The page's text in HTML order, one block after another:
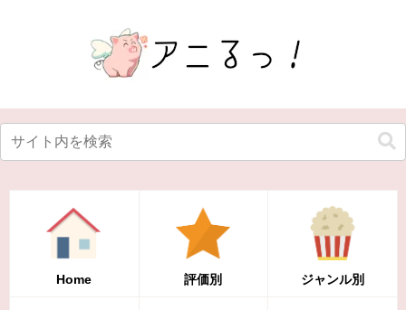
Home 評価別 ジャンル別